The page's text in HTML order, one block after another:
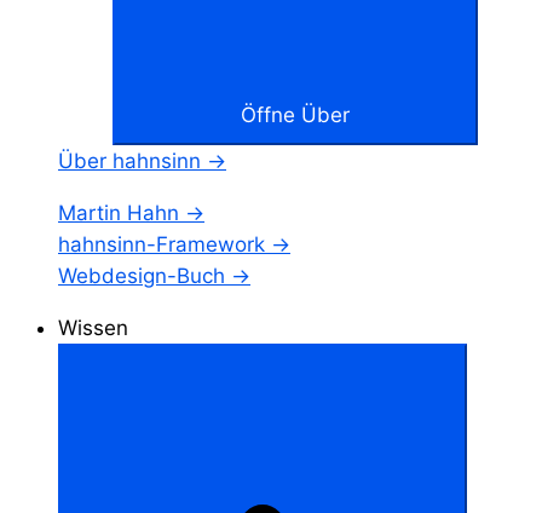
Öffne Über
Über hahnsinn →
Martin Hahn →
hahnsinn-Framework →
Webdesign-Buch →
Wissen